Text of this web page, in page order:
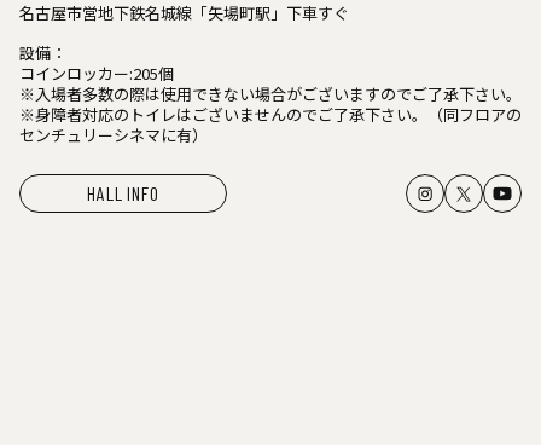
名古屋市営地下鉄名城線「矢場町駅」下車すぐ
設備：
コインロッカー:205個
※入場者多数の際は使用できない場合がございますのでご了承下さい。
※身障者対応のトイレはございませんのでご了承下さい。（同フロアの
センチュリーシネマに有）
HALL INFO